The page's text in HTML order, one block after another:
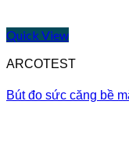
Quick View
ARCOTEST
Bút đo sức căng bề